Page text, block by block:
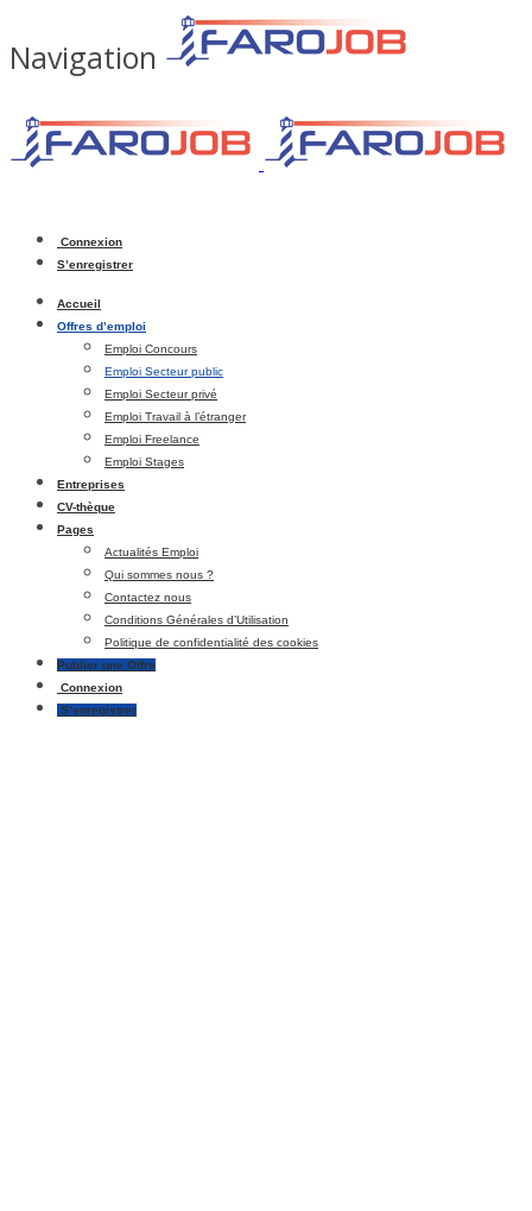
Navigation
Connexion
S’enregistrer
Accueil
Offres d’emploi
Emploi Concours
Emploi Secteur public
Emploi Secteur privé
Emploi Travail à l’étranger
Emploi Freelance
Emploi Stages
Entreprises
CV-thèque
Pages
Actualités Emploi
Qui sommes nous ?
Contactez nous
Conditions Générales d’Utilisation
Politique de confidentialité des cookies
Publier une Offre
Connexion
S’enregistrer